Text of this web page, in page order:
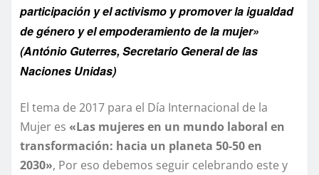
participación y el activismo y promover la igualdad
de género y el empoderamiento de la mujer»
(António Guterres, Secretario General de las
Naciones Unidas)
El tema de 2017 para el Día Internacional de la
Mujer es «Las mujeres en un mundo laboral en
transformación: hacia un planeta 50-50 en
2030», Por eso debemos seguir celebrando este y